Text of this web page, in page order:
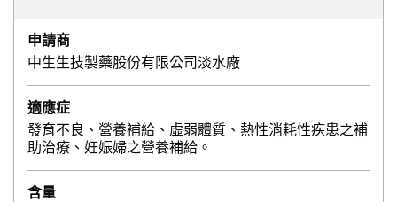
申請商
中生生技製藥股份有限公司淡水廠
適應症
發育不良、營養補給、虛弱體質、熱性消耗性疾患之補
助治療、妊娠婦之營養補給。
含量